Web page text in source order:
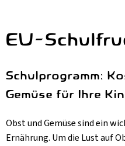
EU-
Schulprogramm:
Gemüse für Ihre
Obst und Gemüse sind ein
Ernährung. Um die Lust auf